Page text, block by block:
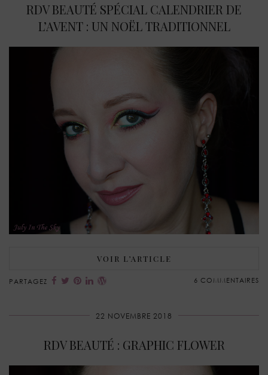
RDV BEAUTÉ SPÉCIAL CALENDRIER DE
L’AVENT : UN NOËL TRADITIONNEL
VOIR L’ARTICLE
PARTAGEZ 6 COMMENTAIRES
22 NOVEMBRE 2018
RDV BEAUTÉ : GRAPHIC FLOWER